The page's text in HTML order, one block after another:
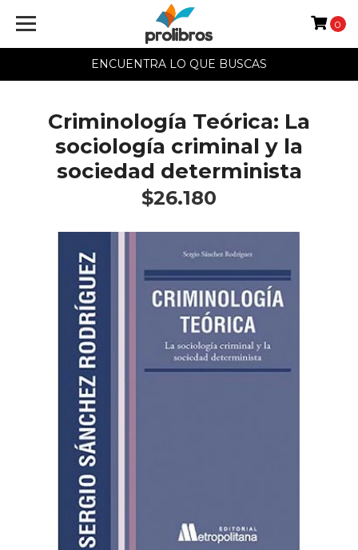
ENCUENTRA LO QUE BUSCAS
0
Criminología Teórica: La
sociología criminal y la
sociedad determinista
$26.180